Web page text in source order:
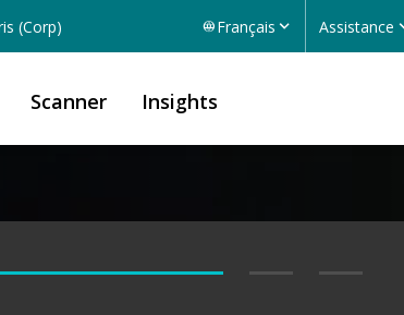
(Corp) Français Assistance
Scanner Insights